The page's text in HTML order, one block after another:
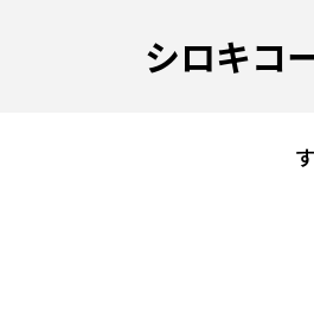
シロキコ